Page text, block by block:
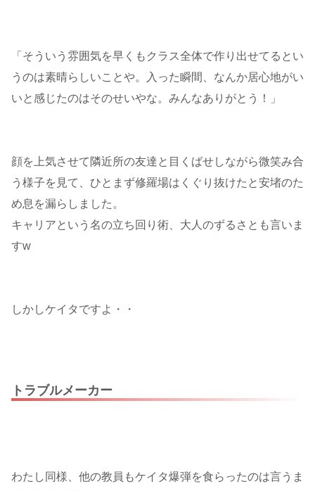
「そういう雰囲気を早くもクラス全体で作り出せてるとい
うのは素晴らしいことや。入った瞬間、なんか居心地がい
いと感じたのはそのせいやな。みんなありがとう！」
顔を上気させて隣近所の友達と目くばせしながら微笑み合
う様子を見て、ひとまず修羅場はくぐり抜けたと安堵のた
め息を漏らしました。
キャリアという名の立ち回り術、大人のずるさとも言いま
すw
しかしケイタですよ・・
トラブルメーカー
わたし同様、他の教員もケイタ爆弾を食らったのは言うま